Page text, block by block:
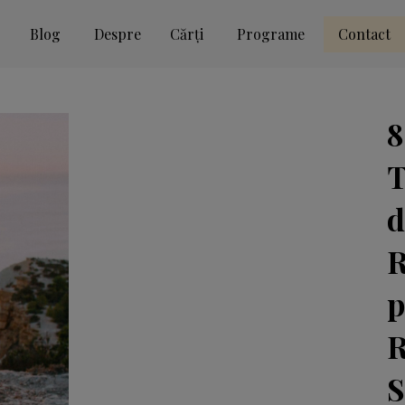
Blog Despre Cărți Programe Contact
8